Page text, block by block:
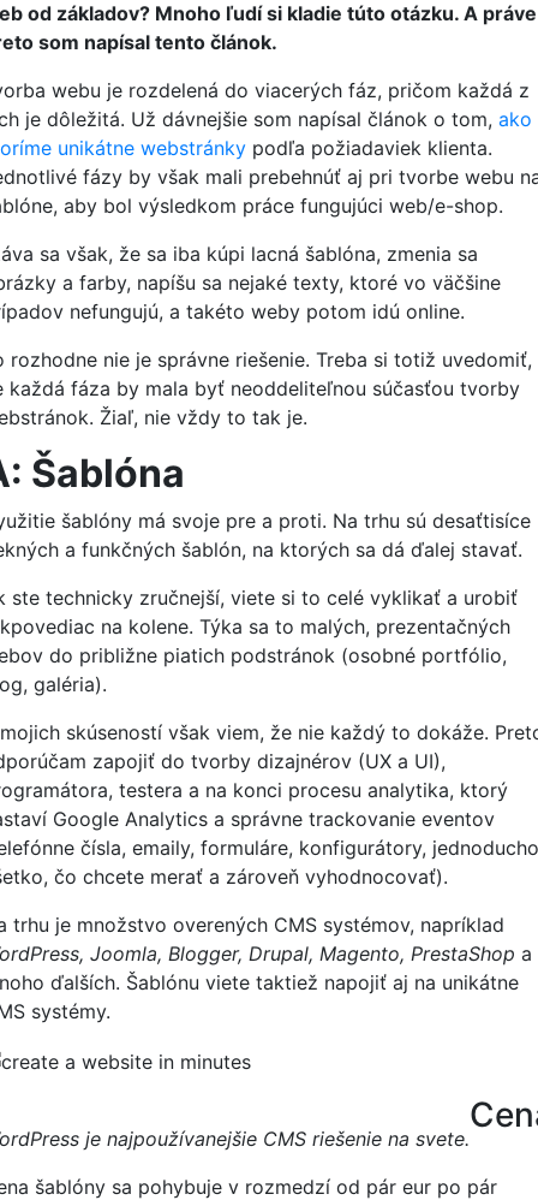
od základov? Mnoho ľudí si kladie túto otázku. A práve
som napísal tento článok.
webu je rozdelená do viacerých fáz, pričom každá z
je dôležitá. Už dávnejšie som napísal článok o tom, ako
unikátne webstránky podľa požiadaviek klienta.
fázy by však mali prebehnúť aj pri tvorbe webu
aby bol výsledkom práce fungujúci web/e-shop.
sa však, že sa iba kúpi lacná šablóna, zmenia sa
a farby, napíšu sa nejaké texty, ktoré vo väčšine
nefungujú, a takéto weby potom idú online.
rozhodne nie je správne riešenie. Treba si totiž uvedomiť,
každá fáza by mala byť neoddeliteľnou súčasťou tvorby
Žiaľ, nie vždy to tak je.
Šablóna
šablóny má svoje pre a proti. Na trhu sú desaťtisíce
a funkčných šablón, na ktorých sa dá ďalej stavať.
ste technicky zručnejší, viete si to celé vyklikať a urobiť
na kolene. Týka sa to malých, prezentačných
do približne piatich podstránok (osobné portfólio,
galéria).
skúseností však viem, že nie každý to dokáže.
zapojiť do tvorby dizajnérov (UX a UI),
testera a na konci procesu analytika, ktorý
Google Analytics a správne trackovanie eventov
čísla, emaily, formuláre, konfigurátory, jednoducho
čo chcete merať a zároveň vyhodnocovať).
trhu je množstvo overených CMS systémov, napríklad
Joomla, Blogger, Drupal, Magento, PrestaShop a
ďalších. Šablónu viete taktiež napojiť aj na unikátne
systémy.
je najpoužívanejšie CMS riešenie na svete.
šablóny sa pohybuje v rozmedzí od pár eur po pár